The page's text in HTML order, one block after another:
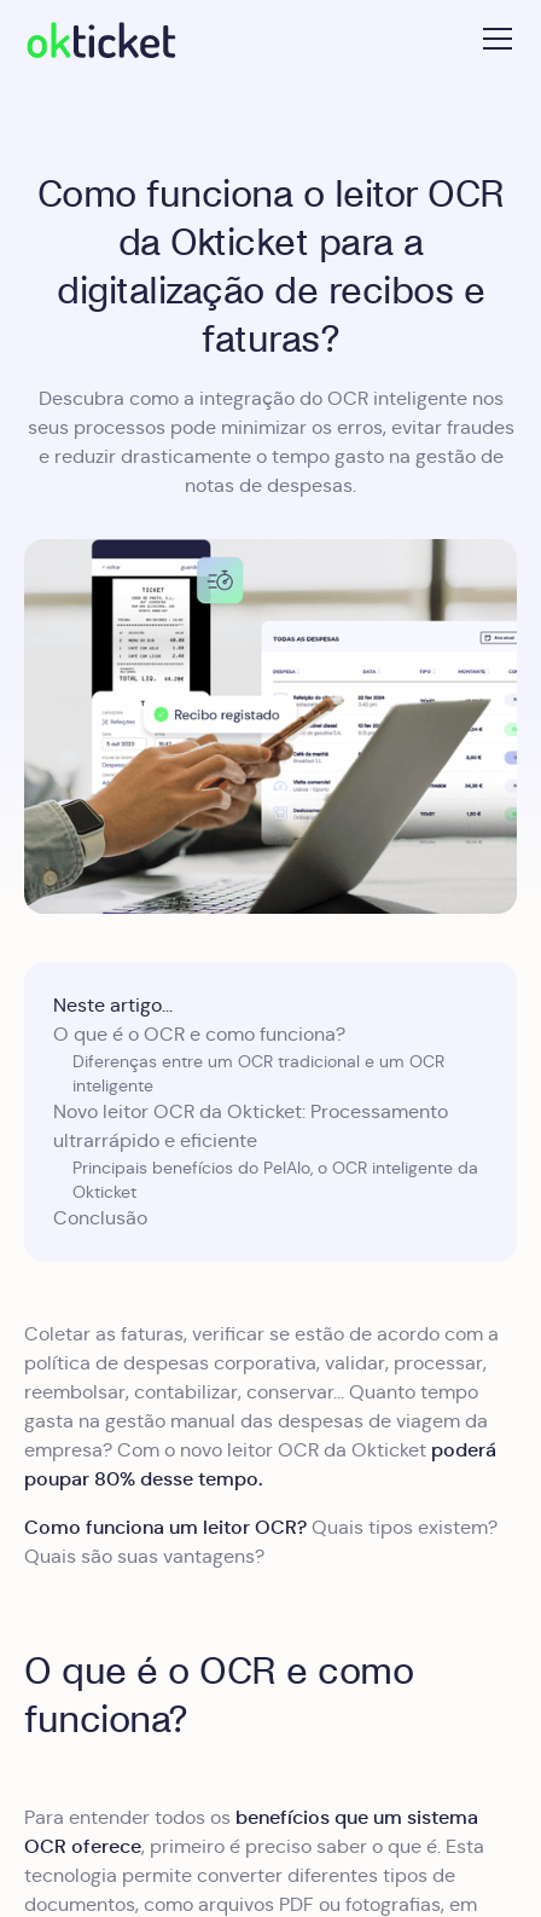
Como funciona o leitor OCR
da Okticket para a
digitalização de recibos e
faturas?
Descubra como a integração do OCR inteligente nos
seus processos pode minimizar os erros, evitar fraudes
e reduzir drasticamente o tempo gasto na gestão de
notas de despesas.
Neste artigo...
‍O que é o OCR e como funciona?
‍Diferenças entre um OCR tradicional e um OCR
inteligente
Novo leitor OCR da Okticket: Processamento
ultrarrápido e eficiente
‍Principais benefícios do PelAIo, o OCR inteligente da
Okticket
‍Conclusão
Coletar as faturas, verificar se estão de acordo com a
política de despesas corporativa, validar, processar,
reembolsar, contabilizar, conservar... Quanto tempo
gasta na gestão manual das despesas de viagem da
empresa? Com o novo leitor OCR da Okticket poderá
poupar 80% desse tempo.
Como funciona um leitor OCR? Quais tipos existem?
Quais são suas vantagens?
O que é o OCR e como
funciona?
Para entender todos os benefícios que um sistema
OCR oferece, primeiro é preciso saber o que é. Esta
tecnologia permite converter diferentes tipos de
documentos, como arquivos PDF ou fotografias, em